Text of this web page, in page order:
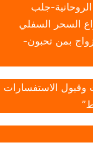
جلب
السحر السفلي
بمن تحبون-
وقبول الاستفسارات